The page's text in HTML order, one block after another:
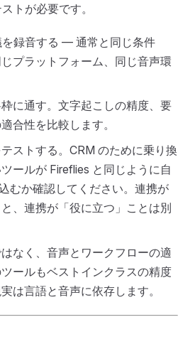
トが必要です。
録音する — 通常と同じ条件
プラットフォーム、同じ音声環
に通す。文字起こしの精度、要
合性を比較します。
ストする。CRM のために乗り換
ールが Fireflies と同じように自
むか確認してください。連携が
と、連携が「役に立つ」ことは別
なく、音声とワークフローの適
ールもベストインクラスの精度
は言語と音声に依存します。